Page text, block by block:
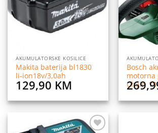
AKUMULATORSKE KOSILICE
Makita baterija bl1830
li-ion18v/3,0ah
129,90 KM
Bosch
motorna
Chain 18